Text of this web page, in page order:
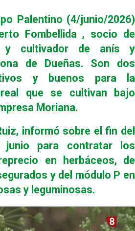
Palentino (4/junio/2026)
Fombellida , socio de
y cultivador de anís y
de Dueñas. Son dos
y buenos para la
que se cultivan bajo
Moriana.
informó sobre el fin del
para contratar los
en herbáceos, de
y del módulo P en
y leguminosas.